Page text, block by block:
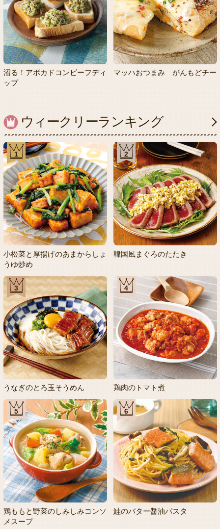
沼る！アボカドコンビーフディ
ップ
マッハおつまみ がんもどチー
ウィークリーランキング
1
小松菜と厚揚げのあまからしょ
うゆ炒め
2
韓国風まぐろのたたき
3
うなぎのとろ玉そうめん
4
鶏肉のトマト煮
5
鶏ももと野菜のしみしみコンソ
メスープ
6
鮭のバター醤油パスタ